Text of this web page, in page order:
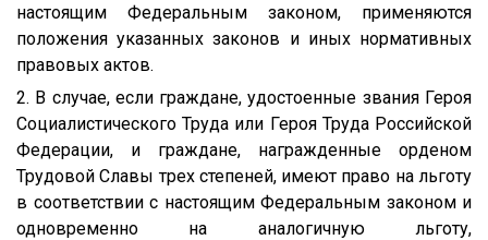
настоящим Федеральным законом, применяются
положения указанных законов и иных нормативных
правовых актов.
2. В случае, если граждане, удостоенные звания Героя
Социалистического Труда или Героя Труда Российской
Федерации, и граждане, награжденные орденом
Трудовой Славы трех степеней, имеют право на льготу
в соответствии с настоящим Федеральным законом и
одновременно на аналогичную льготу,